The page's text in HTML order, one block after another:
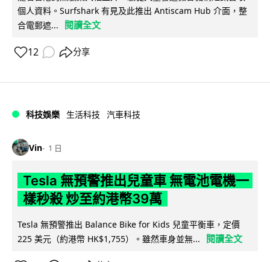
個人資料。Surfshark 有見及此推出 Antiscam Hub 介面，整
合電郵遮...
閱讀全文
12 分享
科技娛樂 生活科技 汽車科技
Vin 1 日
Tesla 無預警推出兒童車 無電池電機一
樣秒殺 炒至約港幣39萬
Tesla 無預警推出 Balance Bike for Kids 兒童平衡車，定價
225 美元（約港幣 HK$1,755）。雖然車身並無...
閱讀全文